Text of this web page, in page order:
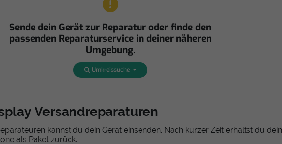
Sende dein Gerät zur Reparatur oder finde den
passenden Reparaturservice in deiner näheren
Umgebung.
Umkreissuche
Versandreparaturen
kannst du dein Gerät einsenden. Nach kurzer Zeit erhältst du dein
als Paket zurück.